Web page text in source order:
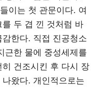
이는 첫 관문이다. 여
두 겹 낀 것처럼 바
한다. 직접 진공청소
근한 물에 중성세제를
건조시킨 후 다시 장
왔다. 개인적으로는